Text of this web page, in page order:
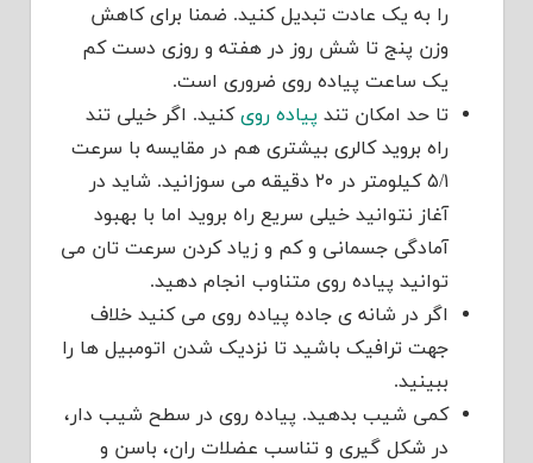
را به یک عادت تبدیل کنید. ضمنا برای کاهش
وزن پنج تا شش روز در هفته و روزی دست کم
یک ساعت پیاده روی ضروری است.
تا حد امکان تند پیاده رویکنید. اگر خیلی تند
راه بروید کالری بیشتری هم در مقایسه با سرعت
۵/۱ کیلومتر در ۲۰ دقیقه می سوزانید. شاید در
آغاز نتوانید خیلی سریع راه بروید اما با بهبود
آمادگی جسمانی و کم و زیاد کردن سرعت تان می
توانید پیاده روی متناوب انجام دهید.
اگر در شانه ی جاده پیاده روی می کنید خلاف
جهت ترافیک باشید تا نزدیک شدن اتومبیل ها را
ببینید.
کمی شیب بدهید. پیاده روی در سطح شیب دار،
در شکل گیری و تناسب عضلات ران، باسن و